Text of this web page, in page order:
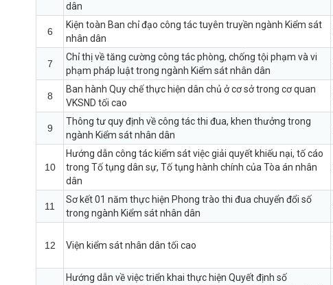
dân
6
Kiện toàn Ban chỉ đạo công tác tuyên truyền ngành Kiểm sát
nhân dân
7
Chỉ thị về tăng cường công tác phòng, chống tội phạm và vi
phạm pháp luật trong ngành Kiểm sát nhân dân
8
Ban hành Quy chế thực hiện dân chủ ở cơ sở trong cơ quan
VKSND tối cao
9
Thông tư quy định về công tác thi đua, khen thưởng trong
ngành Kiểm sát nhân dân
10
Hướng dẫn công tác kiểm sát việc giải quyết khiếu nại, tố cáo
trong Tố tụng dân sự, Tố tụng hành chính của Tòa án nhân
dân
11
Sơ kết 01 năm thực hiện Phong trào thi đua chuyển đổi số
trong ngành Kiểm sát nhân dân
12 Viện kiểm sát nhân dân tối cao
Hướng dẫn về việc triển khai thực hiện Quyết định số